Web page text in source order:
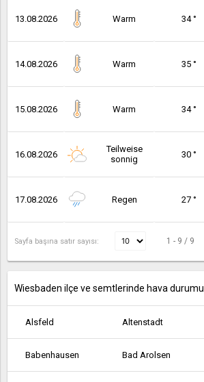
13.08.2026 Warm 34 °
14.08.2026 Warm 35 °
15.08.2026 Warm 34 °
16.08.2026
Teilweise
sonnig
30 °
17.08.2026 Regen 27 °
Sayfa başına satır sayısı: 1 - 9 / 9
Wiesbaden ilçe ve semtlerinde hava durumu
Alsfeld Altenstadt
Babenhausen Bad Arolsen